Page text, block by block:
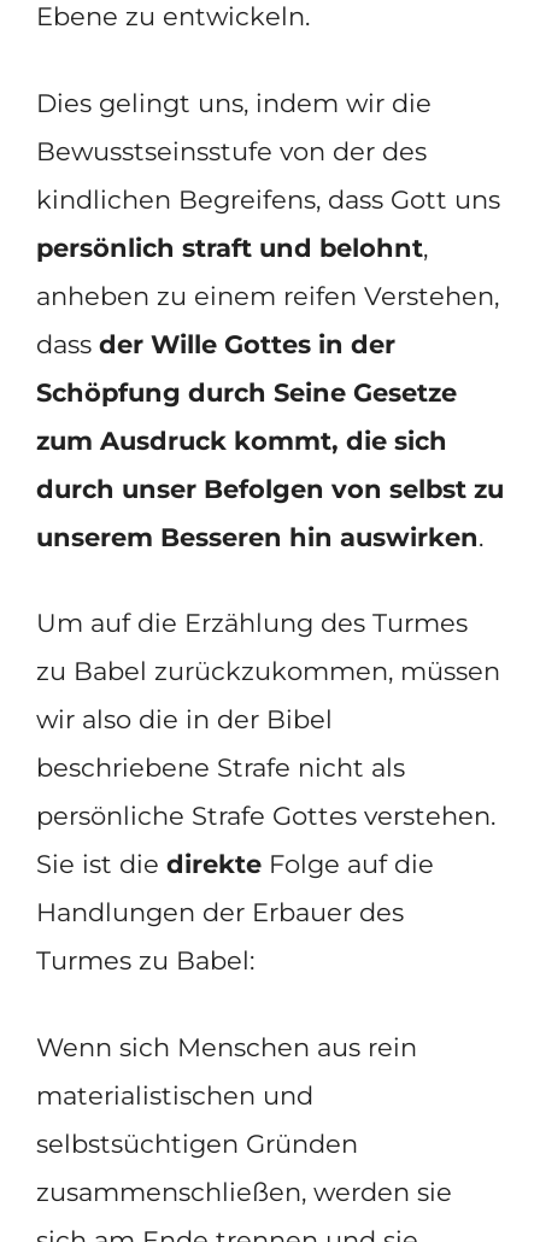
Ebene zu entwickeln.
Dies gelingt uns, indem wir die
Bewusstseinsstufe von der des
kindlichen Begreifens, dass Gott uns
persönlich straft und belohnt,
anheben zu einem reifen Verstehen,
dass der Wille Gottes in der
Schöpfung durch Seine Gesetze
zum Ausdruck kommt, die sich
durch unser Befolgen von selbst zu
unserem Besseren hin auswirken.
Um auf die Erzählung des Turmes
zu Babel zurückzukommen, müssen
wir also die in der Bibel
beschriebene Strafe nicht als
persönliche Strafe Gottes verstehen.
Sie ist die direkte Folge auf die
Handlungen der Erbauer des
Turmes zu Babel:
Wenn sich Menschen aus rein
materialistischen und
selbstsüchtigen Gründen
zusammenschließen, werden sie